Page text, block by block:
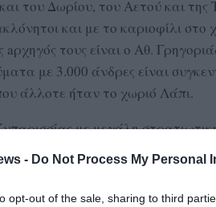
- Do Not Process My Personal
opt-out of the sale, sharing to third
του Δωρίου, του Αετού και της
και με το καριοφίλι στο
aρχηγός τους είναι ο Αθ.
με 3.000 άνδρες είναι
άλλοτε ήταν το χωριό Λάπι.
με μεγάλη
του Κοπανακίου, στέλνει στους
με την οποία προσπαθεί να
χωράφια και αξιώματα “άφεσιν